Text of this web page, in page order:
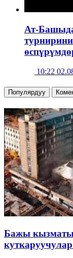
Ат-
10:22
Популярдуу
Бажы